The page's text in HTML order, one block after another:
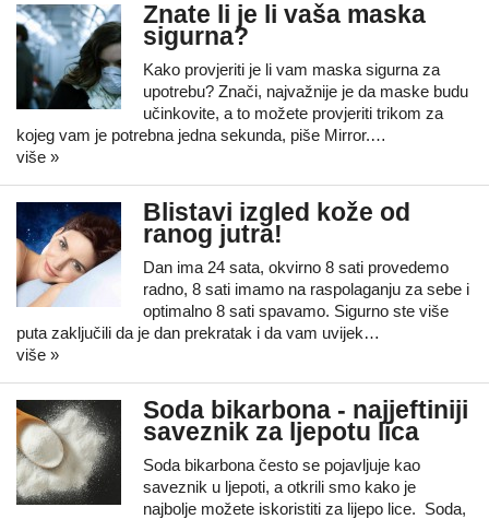
Znate li je li vaša maska
sigurna?
Kako provjeriti je li vam maska sigurna za
upotrebu? Znači, najvažnije je da maske budu
učinkovite, a to možete provjeriti trikom za
kojeg vam je potrebna jedna sekunda, piše Mirror.…
više »
Blistavi izgled kože od
ranog jutra!
Dan ima 24 sata, okvirno 8 sati provedemo
radno, 8 sati imamo na raspolaganju za sebe i
optimalno 8 sati spavamo. Sigurno ste više
puta zaključili da je dan prekratak i da vam uvijek…
više »
Soda bikarbona - najjeftiniji
saveznik za ljepotu lica
Soda bikarbona često se pojavljuje kao
saveznik u ljepoti, a otkrili smo kako je
najbolje možete iskoristiti za lijepo lice. Soda,